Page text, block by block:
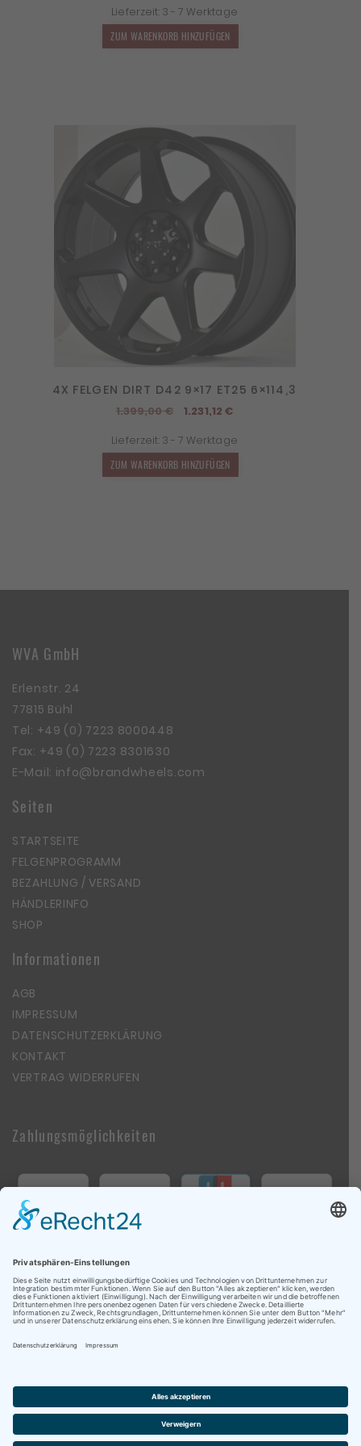
war:
1.499,00 €
ist:
Lieferzeit: 3 - 7 Werktage
ZUM WARENKORB HINZUFÜGEN
4X FELGEN DIRT D42 9×17 ET25 6×114,3
1.399,00€
Ursprünglicher
war:
1.399,00 €
1.231,12€Aktueller
ist:
Lieferzeit: 3 - 7 Werktage
ZUM WARENKORB HINZUFÜGEN
WVA GmbH
Erlenstr. 24
77815 Bühl
Tel: +49 (0) 7223 8000448
Fax: +49 (0) 7223 8301630
E-Mail: info@brandwheels.com
Seiten
STARTSEITE
FELGENPROGRAMM
BEZAHLUNG / VERSAND
HÄNDLERINFO
SHOP
Informationen
AGB
IMPRESSUM
DATENSCHUTZERKLÄRUNG
KONTAKT
VERTRAG WIDERRUFEN
Zahlungsmöglichkeiten